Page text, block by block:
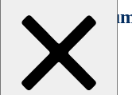
Selecionar